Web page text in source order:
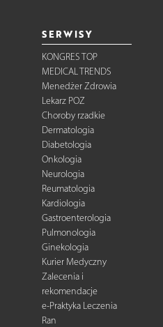
SERWISY
KONGRES TOP
MEDICAL TRENDS
Menedżer Zdrowia
Lekarz POZ
Choroby rzadkie
Dermatologia
Diabetologia
Onkologia
Neurologia
Reumatologia
Kardiologia
Gastroenterologia
Pulmonologia
Ginekologia
Kurier Medyczny
Zalecenia i
rekomendacje
e-Praktyka Leczenia
Ran